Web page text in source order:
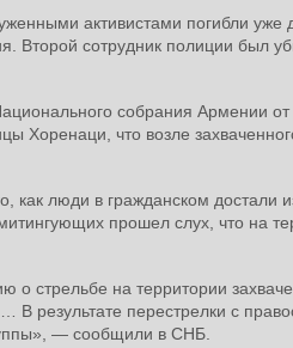
активистами погибли уже
Второй сотрудник полиции был
собрания Армении
что возле
как люди в гражданском достали
прошел слух, что на
стрельбе на территории
результате перестрелки с
— сообщили в СНБ.